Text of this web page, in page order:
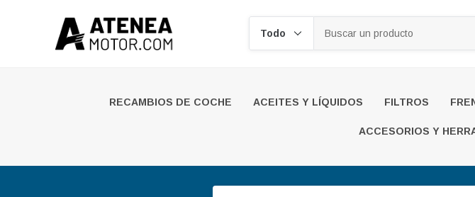
RECAMBIOS DE COCHE ACEITES Y LÍQUIDOS FILTROS
ACCESORIOS Y